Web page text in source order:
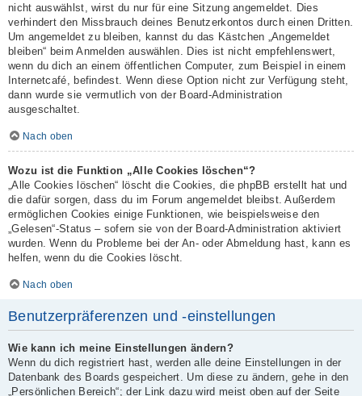
nicht auswählst, wirst du nur für eine Sitzung angemeldet. Dies
verhindert den Missbrauch deines Benutzerkontos durch einen Dritten.
Um angemeldet zu bleiben, kannst du das Kästchen „Angemeldet
bleiben“ beim Anmelden auswählen. Dies ist nicht empfehlenswert,
wenn du dich an einem öffentlichen Computer, zum Beispiel in einem
Internetcafé, befindest. Wenn diese Option nicht zur Verfügung steht,
dann wurde sie vermutlich von der Board-Administration
ausgeschaltet.
Nach oben
Wozu ist die Funktion „Alle Cookies löschen“?
„Alle Cookies löschen“ löscht die Cookies, die phpBB erstellt hat und
die dafür sorgen, dass du im Forum angemeldet bleibst. Außerdem
ermöglichen Cookies einige Funktionen, wie beispielsweise den
„Gelesen“-Status – sofern sie von der Board-Administration aktiviert
wurden. Wenn du Probleme bei der An- oder Abmeldung hast, kann es
helfen, wenn du die Cookies löscht.
Nach oben
Benutzerpräferenzen und -einstellungen
Wie kann ich meine Einstellungen ändern?
Wenn du dich registriert hast, werden alle deine Einstellungen in der
Datenbank des Boards gespeichert. Um diese zu ändern, gehe in den
„Persönlichen Bereich“; der Link dazu wird meist oben auf der Seite